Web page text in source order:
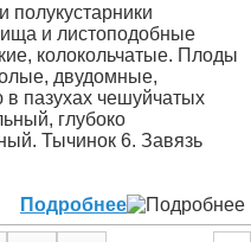
полукустарники
и листоподобные
колокольчатые. Плоды
двудомные,
пазухах чешуйчатых
глубоко
Тычинок 6. Завязь
Подробнее